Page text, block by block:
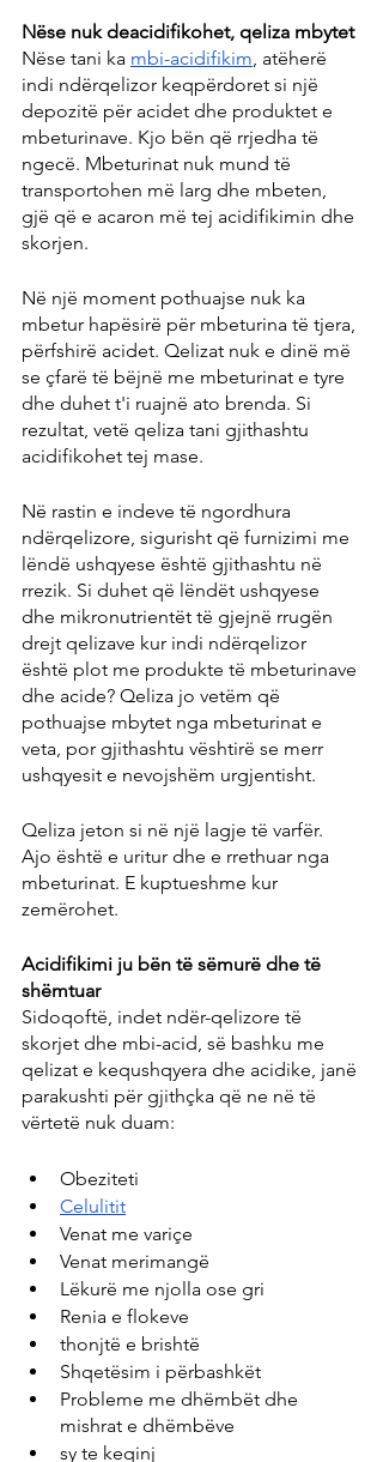
Nëse nuk deacidifikohet, qeliza mbytet
Nëse tani ka mbi-acidifikim, atëherë
indi ndërqelizor keqpërdoret si një
depozitë për acidet dhe produktet e
mbeturinave. Kjo bën që rrjedha të
ngecë. Mbeturinat nuk mund të
transportohen më larg dhe mbeten,
gjë që e acaron më tej acidifikimin dhe
skorjen.
Në një moment pothuajse nuk ka
mbetur hapësirë ​​për mbeturina të tjera,
përfshirë acidet. Qelizat nuk e dinë më
se çfarë të bëjnë me mbeturinat e tyre
dhe duhet t'i ruajnë ato brenda. Si
rezultat, vetë qeliza tani gjithashtu
acidifikohet tej mase.
Në rastin e indeve të ngordhura
ndërqelizore, sigurisht që furnizimi me
lëndë ushqyese është gjithashtu në
rrezik. Si duhet që lëndët ushqyese
dhe mikronutrientët të gjejnë rrugën
drejt qelizave kur indi ndërqelizor
është plot me produkte të mbeturinave
dhe acide? Qeliza jo vetëm që
pothuajse mbytet nga mbeturinat e
veta, por gjithashtu vështirë se merr
ushqyesit e nevojshëm urgjentisht.
Qeliza jeton si në një lagje të varfër.
Ajo është e uritur dhe e rrethuar nga
mbeturinat. E kuptueshme kur
zemërohet.
Acidifikimi ju bën të sëmurë dhe të
shëmtuar
Sidoqoftë, indet ndër-qelizore të
skorjet dhe mbi-acid, së bashku me
qelizat e kequshqyera dhe acidike, janë
parakushti për gjithçka që ne në të
vërtetë nuk duam:
Obeziteti
Celulitit
Venat me variçe
Venat merimangë
Lëkurë me njolla ose gri
Renia e flokeve
thonjtë e brishtë
Shqetësim i përbashkët
Probleme me dhëmbët dhe
mishrat e dhëmbëve
sy te keqinj